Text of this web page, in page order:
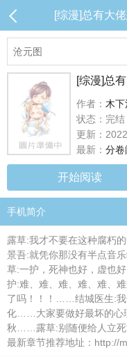
[综漫]总有大
[综漫]总
作者： 木
状态：完结
更新：
最新： 分卷
开始阅读
手机简介
露草:我才不要在这种腐朽
景吾:就凭你那没有半点音
草:一护，死神也好，虚也
护:难、难、难、难、难、
了吗！！！……结城医生:我
化……大家要做好最坏的心
秋……露草:别随便给人立死
最新章节推荐地址：http://